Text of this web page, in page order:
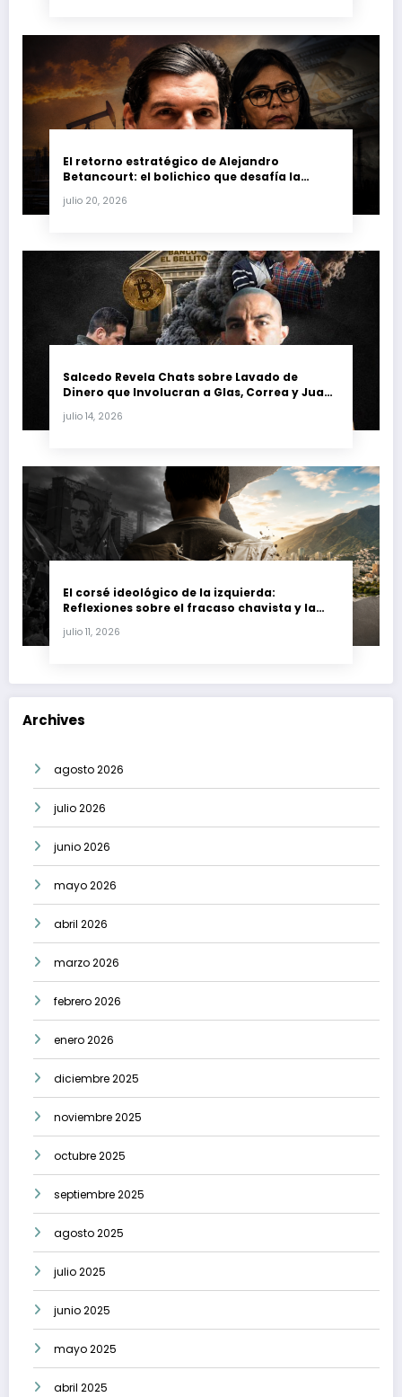
El retorno estratégico de Alejandro
Betancourt: el bolichico que desafía la
petrolera venezolana
julio 20, 2026
Salcedo Revela Chats sobre Lavado de
Dinero que Involucran a Glas, Correa y Juan
julio 14, 2026
El corsé ideológico de la izquierda:
Reflexiones sobre el fracaso chavista y la
julio 11, 2026
Archives
agosto 2026
julio 2026
junio 2026
mayo 2026
abril 2026
marzo 2026
febrero 2026
enero 2026
diciembre 2025
noviembre 2025
octubre 2025
septiembre 2025
agosto 2025
julio 2025
junio 2025
mayo 2025
abril 2025